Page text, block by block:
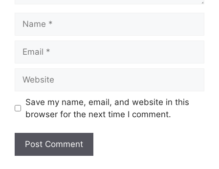
Save my name, email, and website in this
browser for the next time I comment.